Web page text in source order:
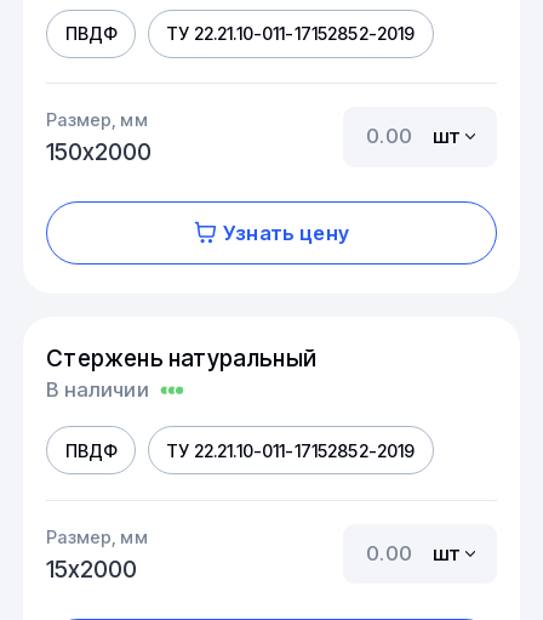
ПВДФ ТУ 22.21.10-011-17152852-2019
Размер, мм
150х2000
шт
Узнать цену
Стержень натуральный
В наличии
ПВДФ ТУ 22.21.10-011-17152852-2019
Размер, мм
15х2000
шт